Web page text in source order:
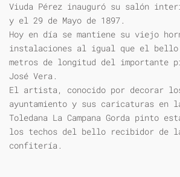
Viuda Pérez inauguró su salón
y el 29 de Mayo de 1897.
Hoy en día se mantiene su viejo
instalaciones al igual que el bello
metros de longitud del importante
José Vera.
El artista, conocido por decorar
ayuntamiento y sus caricaturas en
Toledana La Campana Gorda pinto
los techos del bello recibidor de
confitería.